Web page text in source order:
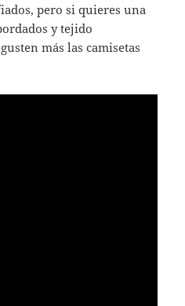
pero si quieres una
y tejido
más las camisetas